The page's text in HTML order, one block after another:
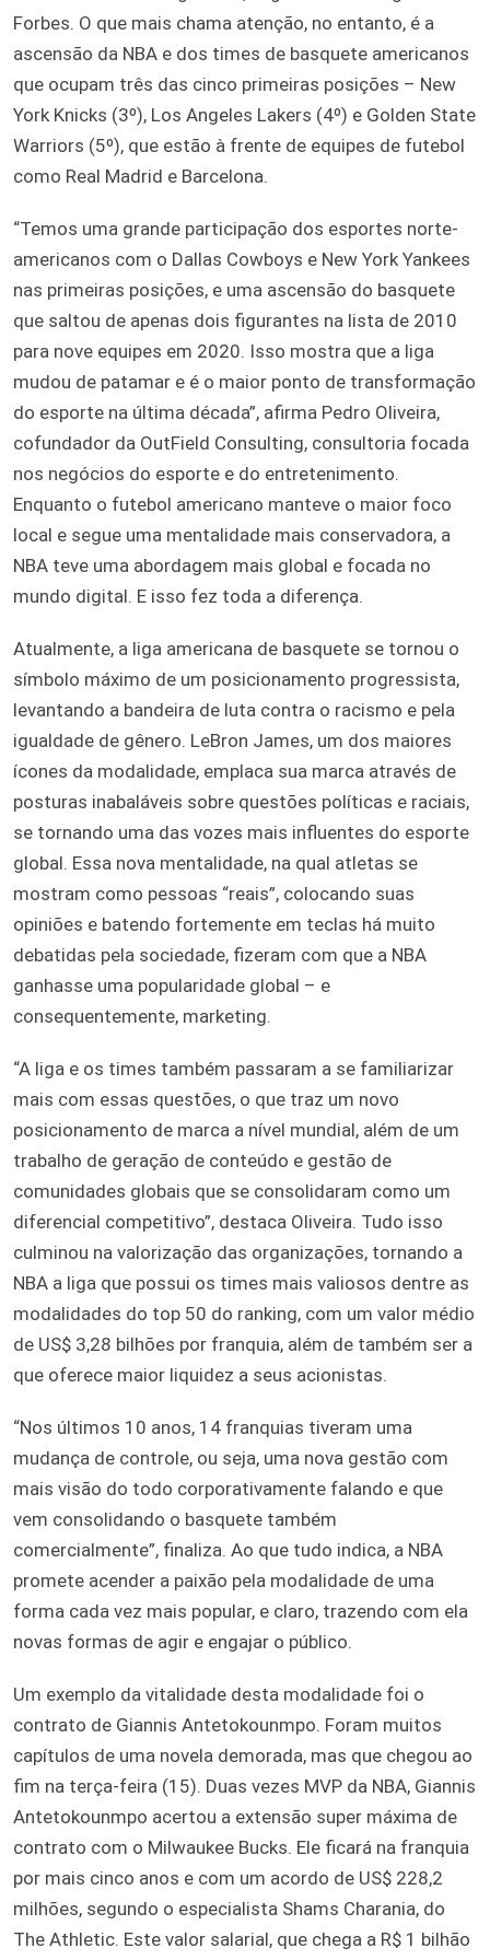
Forbes. O que mais chama atenção, no entanto, é a
ascensão da NBA e dos times de basquete americanos
que ocupam três das cinco primeiras posições – New
York Knicks (3º), Los Angeles Lakers (4º) e Golden State
Warriors (5º), que estão à frente de equipes de futebol
como Real Madrid e Barcelona.
“Temos uma grande participação dos esportes norte-
americanos com o Dallas Cowboys e New York Yankees
nas primeiras posições, e uma ascensão do basquete
que saltou de apenas dois figurantes na lista de 2010
para nove equipes em 2020. Isso mostra que a liga
mudou de patamar e é o maior ponto de transformação
do esporte na última década”, afirma Pedro Oliveira,
cofundador da OutField Consulting, consultoria focada
nos negócios do esporte e do entretenimento.
Enquanto o futebol americano manteve o maior foco
local e segue uma mentalidade mais conservadora, a
NBA teve uma abordagem mais global e focada no
mundo digital. E isso fez toda a diferença.
Atualmente, a liga americana de basquete se tornou o
símbolo máximo de um posicionamento progressista,
levantando a bandeira de luta contra o racismo e pela
igualdade de gênero. LeBron James, um dos maiores
ícones da modalidade, emplaca sua marca através de
posturas inabaláveis sobre questões políticas e raciais,
se tornando uma das vozes mais influentes do esporte
global. Essa nova mentalidade, na qual atletas se
mostram como pessoas “reais”, colocando suas
opiniões e batendo fortemente em teclas há muito
debatidas pela sociedade, fizeram com que a NBA
ganhasse uma popularidade global – e
consequentemente, marketing.
“A liga e os times também passaram a se familiarizar
mais com essas questões, o que traz um novo
posicionamento de marca a nível mundial, além de um
trabalho de geração de conteúdo e gestão de
comunidades globais que se consolidaram como um
diferencial competitivo”, destaca Oliveira. Tudo isso
culminou na valorização das organizações, tornando a
NBA a liga que possui os times mais valiosos dentre as
modalidades do top 50 do ranking, com um valor médio
de US$ 3,28 bilhões por franquia, além de também ser a
que oferece maior liquidez a seus acionistas.
“Nos últimos 10 anos, 14 franquias tiveram uma
mudança de controle, ou seja, uma nova gestão com
mais visão do todo corporativamente falando e que
vem consolidando o basquete também
comercialmente”, finaliza. Ao que tudo indica, a NBA
promete acender a paixão pela modalidade de uma
forma cada vez mais popular, e claro, trazendo com ela
novas formas de agir e engajar o público.
Um exemplo da vitalidade desta modalidade foi o
contrato de Giannis Antetokounmpo. Foram muitos
capítulos de uma novela demorada, mas que chegou ao
fim na terça-feira (15). Duas vezes MVP da NBA, Giannis
Antetokounmpo acertou a extensão super máxima de
contrato com o Milwaukee Bucks. Ele ficará na franquia
por mais cinco anos e com um acordo de US$ 228,2
milhões, segundo o especialista Shams Charania, do
The Athletic. Este valor salarial, que chega a R$ 1 bilhão